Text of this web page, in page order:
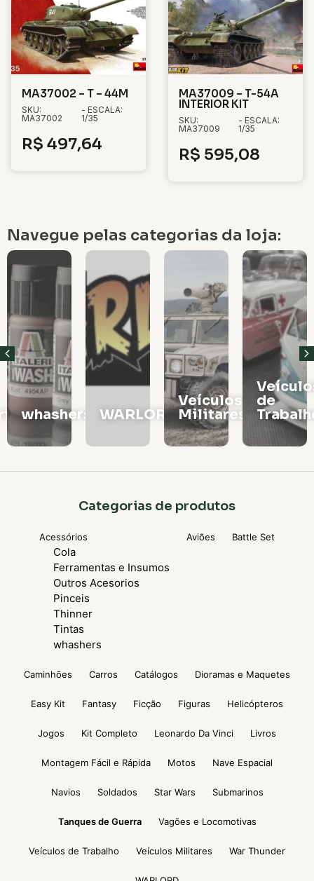
MA37002 – T – 44M
SKU:
MA37002
- ESCALA:
1/35
R$ 497,64
MA37009 – T-54A
INTERIOR KIT
SKU:
MA37009
- ESCALA:
1/35
R$ 595,08
Navegue pelas categorias da loja:
WARLORD Militares
Veículos
de
Trabalho
Vagões
e
Categorias de produtos
Acessórios
Cola
Ferramentas e Insumos
Outros Acesorios
Pinceis
Thinner
Tintas
whashers
Aviões Battle Set
Caminhões Carros Catálogos Dioramas e Maquetes
Easy Kit Fantasy Ficção Figuras Helicópteros
Jogos Kit Completo Leonardo Da Vinci Livros
Montagem Fácil e Rápida Motos Nave Espacial
Navios Soldados Star Wars Submarinos
Tanques de Guerra Vagões e Locomotivas
Veículos de Trabalho Veículos Militares War Thunder